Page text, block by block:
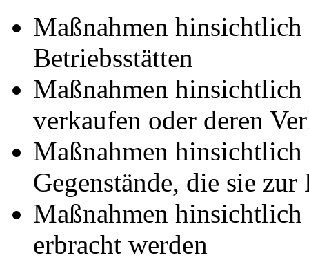
Maßnahmen
Betriebsstätten
Maßnahmen hinsichtlich
verkaufen oder deren
Maßnahmen
Gegenstände, die sie
Maßnahmen
erbracht werden